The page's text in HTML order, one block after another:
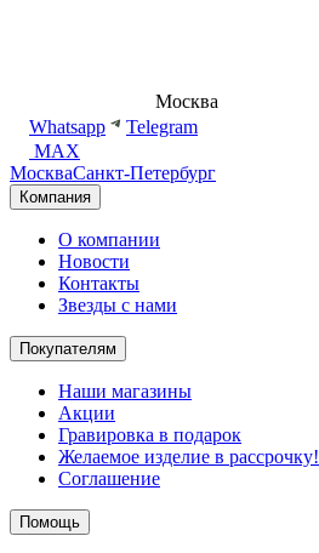
Москва
Whatsapp
Telegram
MAX
МоскваСанкт-Петербург
Компания
О компании
Новости
Контакты
Звезды с нами
Покупателям
Наши магазины
Акции
Гравировка в подарок
Желаемое изделие в рассрочку!
Соглашение
Помощь